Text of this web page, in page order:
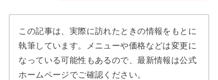
この記事は、実際に訪れたときの情報をもとに
執筆しています。メニューや価格などは変更に
なっている可能性もあるので、最新情報は公式
ホームページでご確認ください。